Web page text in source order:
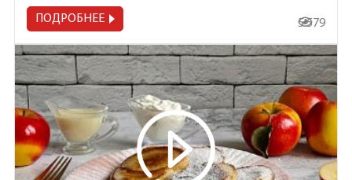
ПОДРОБНЕЕ 5 579